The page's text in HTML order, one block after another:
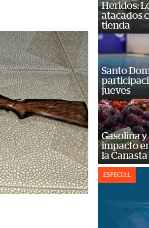
Heridos:
atacados
tienda
Santo
jueves
Gasolina y
impacto
la Canasta
ESPECIAL